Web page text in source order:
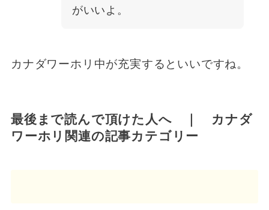
がいいよ。
カナダワーホリ中が充実するといいですね。
最後まで読んで頂けた人へ ｜ カナダ
ワーホリ関連の記事カテゴリー